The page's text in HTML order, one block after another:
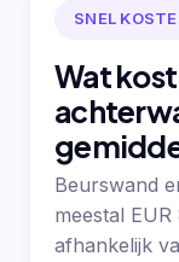
SNEL
Wat
Beurswand
meestal
afhankelijk